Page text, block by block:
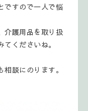
ですので一人で悩
介護用品を取り扱
くださいね。
談にのります。